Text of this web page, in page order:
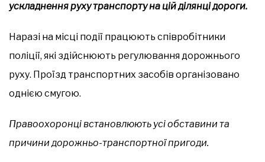
ускладнення руху транспорту на цій ділянці дороги.
Наразі на місці події працюють співробітники
поліції, які здійснюють регулювання дорожнього
руху. Проїзд транспортних засобів організовано
однією смугою.
Правоохоронці встановлюють усі обставини та
причини дорожньо-транспортної пригоди.